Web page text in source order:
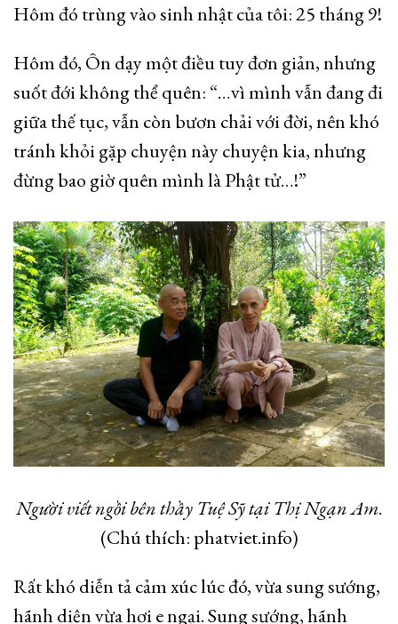
Hôm đó trùng vào sinh nhật của tôi: 25 tháng 9!
Hôm đó, Ôn dạy một điều tuy đơn giản, nhưng
suốt đới không thể quên: “…vì mình vẫn đang đi
giữa thế tục, vẫn còn bươn chải với đời, nên khó
tránh khỏi gặp chuyện này chuyện kia, nhưng
đừng bao giờ quên mình là Phật tử…!”
Người viết ngồi bên thầy Tuệ Sỹ tại Thị Ngạn Am.
(Chú thích: phatviet.info)
Rất khó diễn tả cảm xúc lúc đó, vừa sung sướng,
hãnh diện vừa hơi e ngại. Sung sướng, hãnh